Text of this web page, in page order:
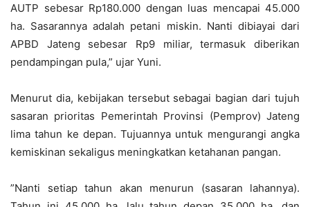
AUTP sebesar Rp180.000 dengan luas mencapai 45.000
ha. Sasarannya adalah petani miskin. Nanti dibiayai dari
APBD Jateng sebesar Rp9 miliar, termasuk diberikan
pendampingan pula,” ujar Yuni.
Menurut dia, kebijakan tersebut sebagai bagian dari tujuh
sasaran prioritas Pemerintah Provinsi (Pemprov) Jateng
lima tahun ke depan. Tujuannya untuk mengurangi angka
kemiskinan sekaligus meningkatkan ketahanan pangan.
”Nanti setiap tahun akan menurun (sasaran lahannya).